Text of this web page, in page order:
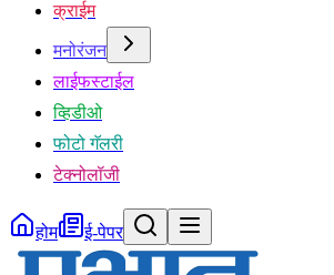
क्राईम
मनोरंजन
लाईफस्टाईल
व्हिडीओ
फोटो गॅलरी
टेक्नोलॉजी
होम ई-पेपर